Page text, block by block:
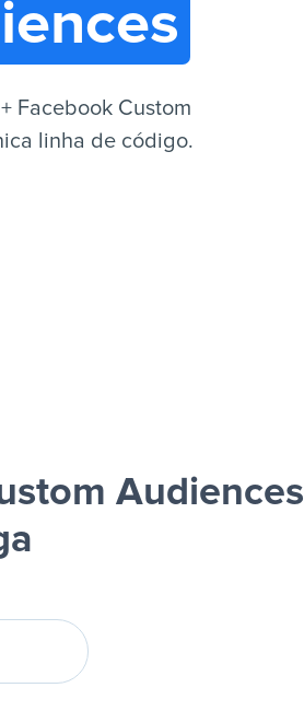
Facebook Custom
linha de código.
Audiences